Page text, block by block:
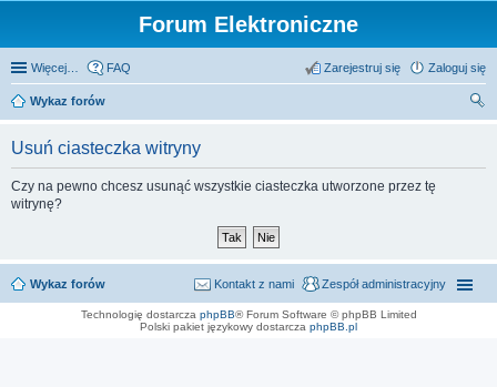
Forum Elektroniczne
Więcej… FAQ Zaloguj się
Zarejestruj się
Wykaz forów
Usuń ciasteczka witryny
Czy na pewno chcesz usunąć wszystkie ciasteczka utworzone przez tę
witrynę?
Wykaz forów Zespół administracyjny
Kontakt z nami
Technologię dostarcza phpBB® Forum Software © phpBB Limited
Polski pakiet językowy dostarcza phpBB.pl